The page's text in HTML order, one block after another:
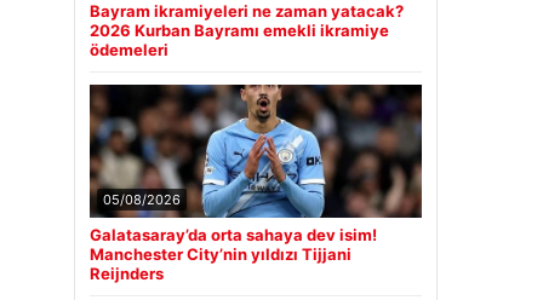
Bayram ikramiyeleri ne zaman yatacak?
2026 Kurban Bayramı emekli ikramiye
ödemeleri
05/08/2026
Galatasaray’da orta sahaya dev isim!
Manchester City’nin yıldızı Tijjani
Reijnders